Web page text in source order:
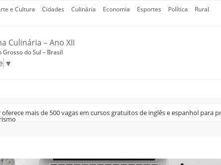
e Cultura Cidades Culinária Economia Esportes Política
Rural
Culinária – Ano XII
do Sul – Brasil
▼
oferece mais de 500 vagas em cursos gratuitos de inglês e espanhol para